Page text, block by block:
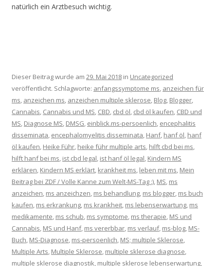
natürlich ein Arztbesuch wichtig.
Dieser Beitrag wurde am 29. Mai 2018 in Uncategorized
veröffentlicht. Schlagworte: anfangssymptome ms, anzeichen für
ms, anzeichen ms, anzeichen multiple sklerose, Blog, Blogger,
Cannabis, Cannabis und MS, CBD, cbd öl, cbd öl kaufen, CBD und
MS, Diagnose MS, DMSG, einblick.ms-persoenlich, encephalitis
disseminata, encephalomyelitis disseminata, Hanf, hanf öl, hanf
öl kaufen, Heike Führ, heike führ multiple arts, hilft cbd bei ms,
hilft hanf bei ms, ist cbd legal, ist hanf öl legal, Kindern MS
erklären, Kindern MS erklärt, krankheit ms, leben mit ms, Mein
Beitrag bei ZDF / Volle Kanne zum Welt-MS-Tag :), MS, ms
anzeichen, ms anzeichzen, ms behandlung, ms blogger, ms buch
kaufen, ms erkrankung, ms krankheit, ms lebenserwartung, ms
medikamente, ms schub, ms symptome, ms therapie, MS und
Cannabis, MS und Hanf, ms vererbbar, ms verlauf, ms-blog, MS-
Buch, MS-Diagnose, ms-persoenlich, MS; multiple Sklerose,
Multiple Arts, Multiple Sklerose, multiple sklerose diagnose,
multiple sklerose diagnostik, multiple sklerose lebenserwartung,